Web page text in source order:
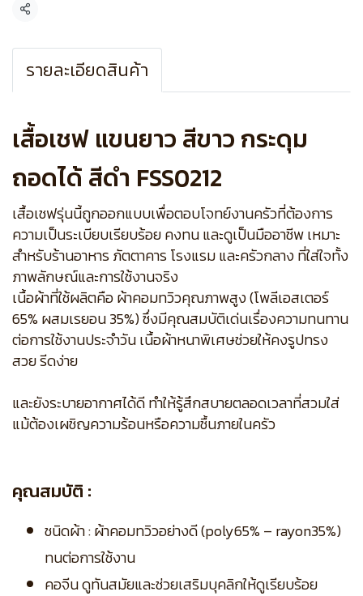
แชร์
รายละเอียดสินค้า
เสื้อเชฟ แขนยาว สีขาว กระดุม
ถอดได้ สีดำ FSS0212
เสื้อเชฟรุ่นนี้ถูกออกแบบเพื่อตอบโจทย์งานครัวที่ต้องการ
ความเป็นระเบียบเรียบร้อย คงทน และดูเป็นมืออาชีพ เหมาะ
สำหรับร้านอาหาร ภัตตาคาร โรงแรม และครัวกลาง ที่ใส่ใจทั้ง
ภาพลักษณ์และการใช้งานจริง
เนื้อผ้าที่ใช้ผลิตคือ ผ้าคอมทวิวคุณภาพสูง (โพลีเอสเตอร์
65% ผสมเรยอน 35%) ซึ่งมีคุณสมบัติเด่นเรื่องความทนทาน
ต่อการใช้งานประจำวัน เนื้อผ้าหนาพิเศษช่วยให้คงรูปทรง
สวย รีดง่าย
และยังระบายอากาศได้ดี ทำให้รู้สึกสบายตลอดเวลาที่สวมใส่
แม้ต้องเผชิญความร้อนหรือความชื้นภายในครัว
คุณสมบัติ :
ชนิดผ้า : ผ้าคอมทวิวอย่างดี (poly65% – rayon35%)
ทนต่อการใช้งาน
คอจีน ดูทันสมัยและช่วยเสริมบุคลิกให้ดูเรียบร้อย